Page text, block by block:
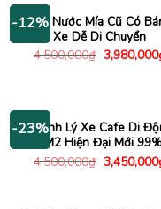
-12%
Máy Nước Mía Cũ Có
Xe Dễ Di Chuyển
4,500,000₫ Giá
gốc
3,980,000
-23%
Thanh Lý Xe Cafe Di
1M2 Hiện Đại Mới
4,500,000₫ Giá
gốc
3,450,000